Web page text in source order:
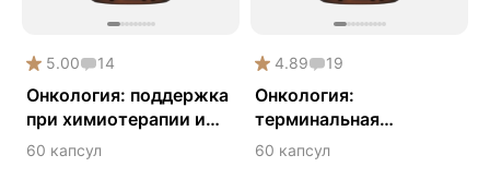
Solution
Акция
Антипаразит
Антистресс
Артишок
5.00 14
Онкология: поддержка
при химиотерапии и
ремиссии
60 капсул
4.89 19
Онкология:
терминальная
поддержка
60 капсул